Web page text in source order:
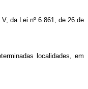
da Lei nº 6.861, de 26 de
localidades, em